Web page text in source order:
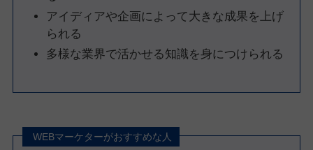
アイディアや企画によって大きな成果を上げ
られる
多様な業界で活かせる知識を身につけられる
WEBマーケターがおすすめな人